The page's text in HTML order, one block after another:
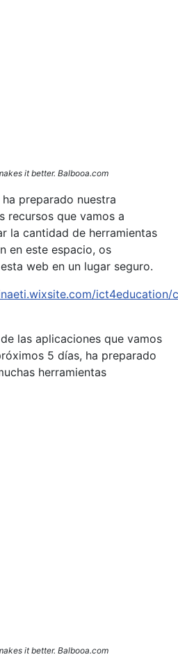
it better. Balbooa.com
preparado nuestra
recursos que vamos a
la cantidad de herramientas
en este espacio, os
web en un lugar seguro.
ict4education/
las aplicaciones que vamos
5 días, ha preparado
herramientas
it better. Balbooa.com